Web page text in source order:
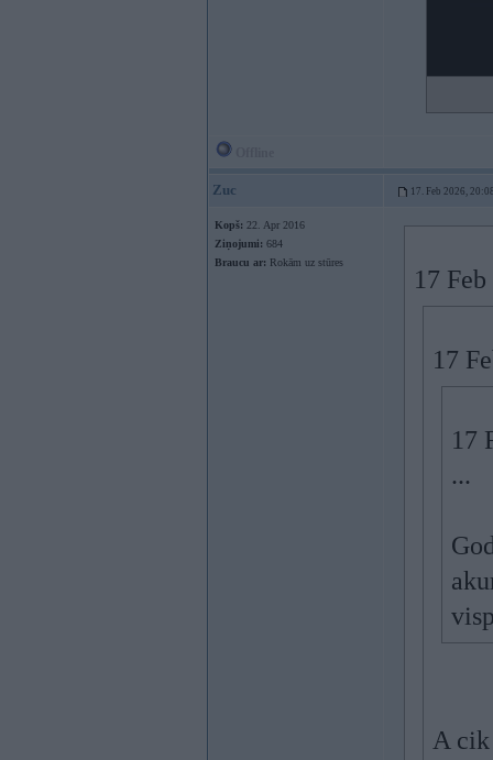
Zuc 17. Feb 2026,
Kopš: 22. Apr 2016
Ziņojumi: 684
Braucu ar: Rokām uz stūres
17
17
17
...
A